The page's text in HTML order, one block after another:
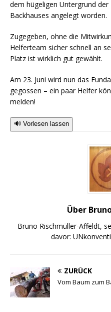
dem hügeligen Untergrund
Backhauses angelegt worden.
Zugegeben, ohne die
Helferteam sicher schnell an
Platz ist wirklich gut gewählt.
Am 23. Juni wird nun das
gegossen – ein paar Helfer
melden!
🔊 Vorlesen lassen
Über
Bruno Rischmüller-Affeldt,
davor:
ZURÜCK
Vom Baum zum